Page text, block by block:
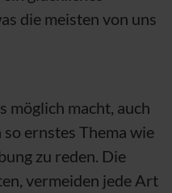
die meisten von uns
möglich macht, auch
ernstes Thema wie
zu reden. Die
vermeiden jede Art